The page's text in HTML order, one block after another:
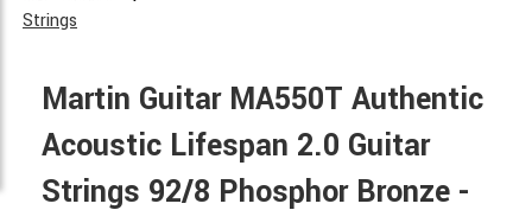
Strings
Martin Guitar MA550T Authentic
Acoustic Lifespan 2.0 Guitar
Strings 92/8 Phosphor Bronze -